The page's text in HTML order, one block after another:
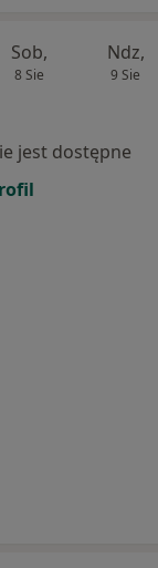
Sob,
8 Sie
Ndz,
9 Sie
jest dostępne